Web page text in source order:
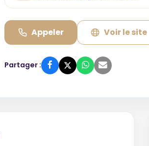
Appeler Voir le site
Partager :